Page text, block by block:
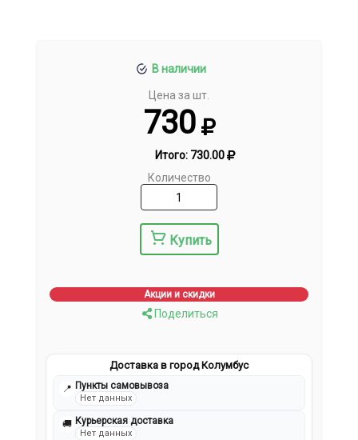
В наличии
Цена за шт.
730
Итого: 730.00
Количество
Купить
Акции и скидки
Поделиться
Доставка в город Колумбус
📍 Пункты самовывоза
Нет данных
🚚 Курьерская доставка
Нет данных